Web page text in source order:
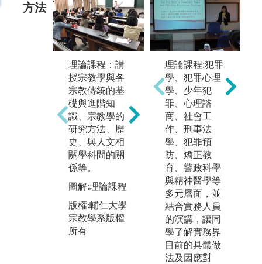
方法
理論課程：講
授宗教學與各
宗教傳統的基
礎與進階知
識、宗教學的
研究方法、歷
史、與人文相
關學科間的關
係等。
圖解:理論課程
版權:輔仁大學
宗教學系版權
所有
進行宗教田野
調查，觀察、
記錄宗教行
為、儀式等，
並進行分析。
圖解:學生進行
田野調查照片
版權:輔仁大學
宗教學系版權
所有
理論課程:犯罪
學、犯罪心理
學、少年犯
罪、心理諮
商、社會工
作、刑事法
學、犯罪預
防、矯正教
育、警政科學
與精神醫學等
多元層面，並
結合實務人員
的演講，讓同
學了解實務界
目前的具體做
法及因應對